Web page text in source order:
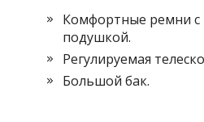
Комфортные ремни с
подушкой.
Регулируемая
Большой бак.